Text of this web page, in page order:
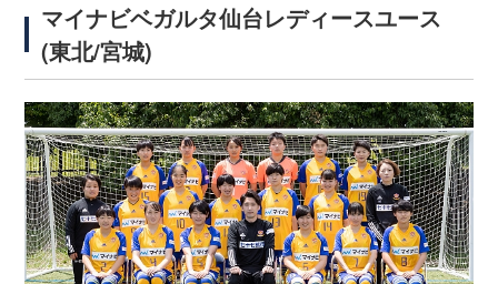
マイナビベガルタ仙台レディースユース
(東北/宮城)